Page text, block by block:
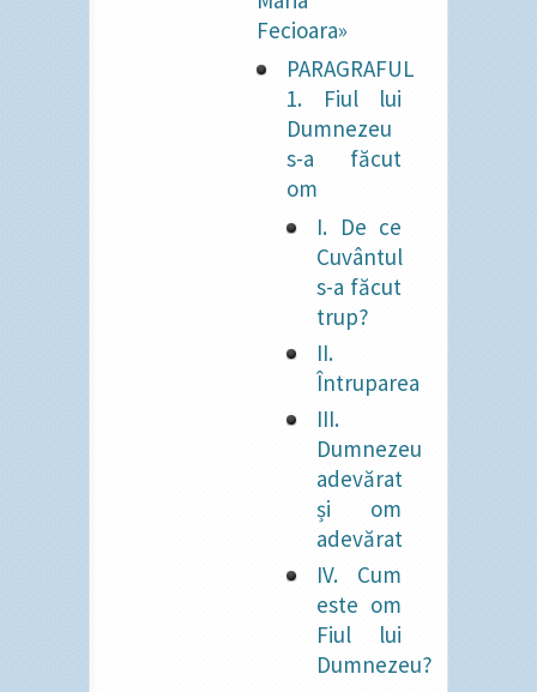
Fecioara»
PARAGRAFUL
1. Fiul lui
Dumnezeu
s-a făcut
om
I. De ce
Cuvântul
s-a făcut
trup?
II.
Întruparea
III.
Dumnezeu
adevărat
și om
adevărat
IV. Cum
este om
Fiul lui
Dumnezeu?